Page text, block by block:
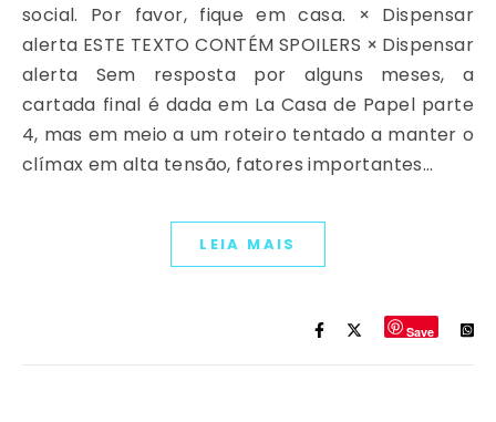
social. Por favor, fique em casa. × Dispensar
alerta ESTE TEXTO CONTÉM SPOILERS​ × Dispensar
alerta Sem resposta por alguns meses, a
cartada final é dada em La Casa de Papel parte
4, mas em meio a um roteiro tentado a manter o
clímax em alta tensão, fatores importantes…
LEIA MAIS
Save